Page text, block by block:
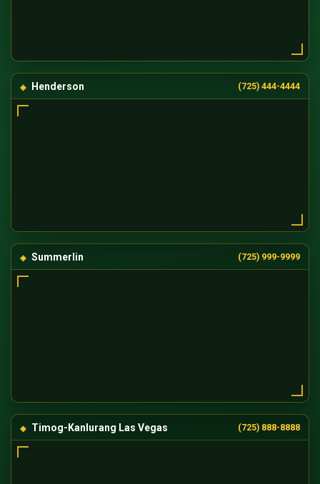
Henderson (725) 444-4444
Summerlin (725) 999-9999
Timog-Kanlurang Las Vegas (725) 888-8888